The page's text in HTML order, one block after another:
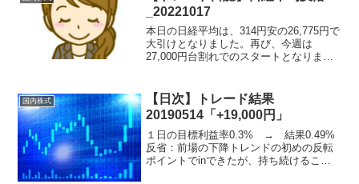
て！先週、東...
_20221017
本日の日経平均は、314円安の26,775円で
大引けとなりました。再び、今週は
27,000円台割れでのスタートとなりまし
し撤退。ＲＥＴＴＹ<7356>は、スト...
国内株式
【日次】トレード結果
20190514「+19,000円」
１日の目標利益率0.3% → 結果0.49%
反省：前場の下降トレンドの初めの反転
ポイントでinできたが、持ち続けること